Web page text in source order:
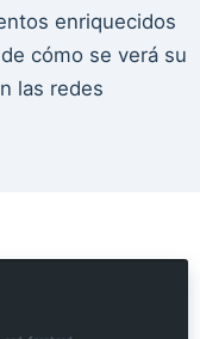
enriquecidos
cómo se verá su
las redes